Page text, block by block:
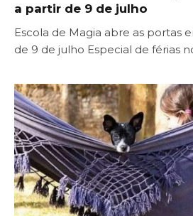
a partir de 9 de julho
Escola de Magia abre as portas
de 9 de julho Especial de férias